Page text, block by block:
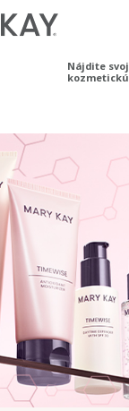
Nájdite